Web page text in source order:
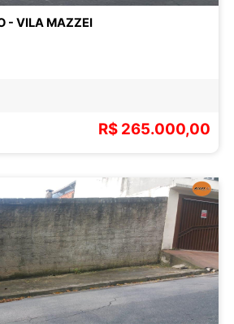
- VILA MAZZEI
R$ 265.000,00